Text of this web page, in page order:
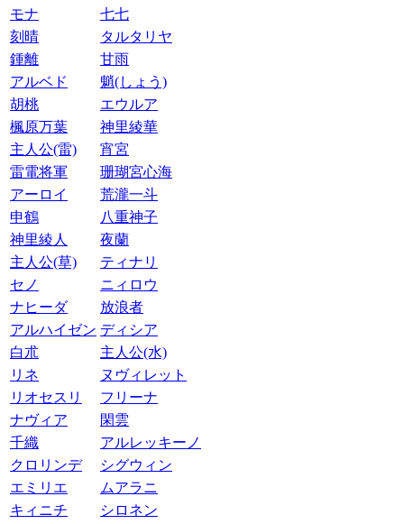
モナ
七七
刻晴
タルタリヤ
鍾離
甘雨
アルベド
魈(しょう)
胡桃
エウルア
楓原万葉
神里綾華
主人公(雷)
宵宮
雷電将軍
珊瑚宮心海
アーロイ
荒瀧一斗
申鶴
八重神子
神里綾人
夜蘭
主人公(草)
ティナリ
セノ
ニィロウ
ナヒーダ
放浪者
アルハイゼン ディシア
白朮
主人公(水)
リネ
ヌヴィレット
リオセスリ
フリーナ
ナヴィア
閑雲
千織
アルレッキーノ
クロリンデ
シグウィン
エミリエ
ムアラニ
キィニチ
シロネン